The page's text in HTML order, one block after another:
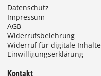
Datenschutz
Impressum
AGB
Widerrufsbelehrung
Widerruf für digitale Inhalte
Einwilligungserklärung
Kontakt